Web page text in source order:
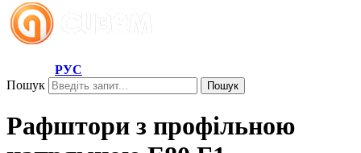
РУС
Пошук
Пошук
Рафштори з профільною